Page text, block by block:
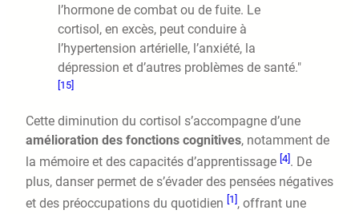
l’hormone de combat ou de fuite. Le
cortisol, en excès, peut conduire à
l’hypertension artérielle, l’anxiété, la
dépression et d’autres problèmes de santé."
[15]
Cette diminution du cortisol s’accompagne d’une
amélioration des fonctions cognitives, notamment de
la mémoire et des capacités d’apprentissage [4]. De
plus, danser permet de s’évader des pensées négatives
et des préoccupations du quotidien [1] , offrant une